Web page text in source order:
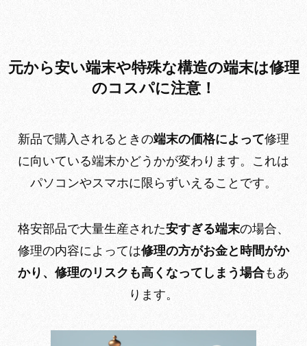
元から安い端末や特殊な構造の端末は修理
のコスパに注意！
新品で購入されるときの端末の価格によって修理
に向いている端末かどうかが変わります。これは
パソコンやスマホに限らずいえることです。
格安部品で大量生産された安すぎる端末の場合、
修理の内容によっては修理の方がお金と時間がか
かり、修理のリスクも高くなってしまう場合もあ
ります。